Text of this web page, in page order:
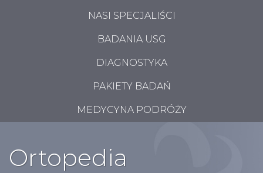
NASI SPECJALIŚCI
BADANIA USG
DIAGNOSTYKA
PAKIETY BADAŃ
MEDYCYNA PODRÓŻY
Ortopedia